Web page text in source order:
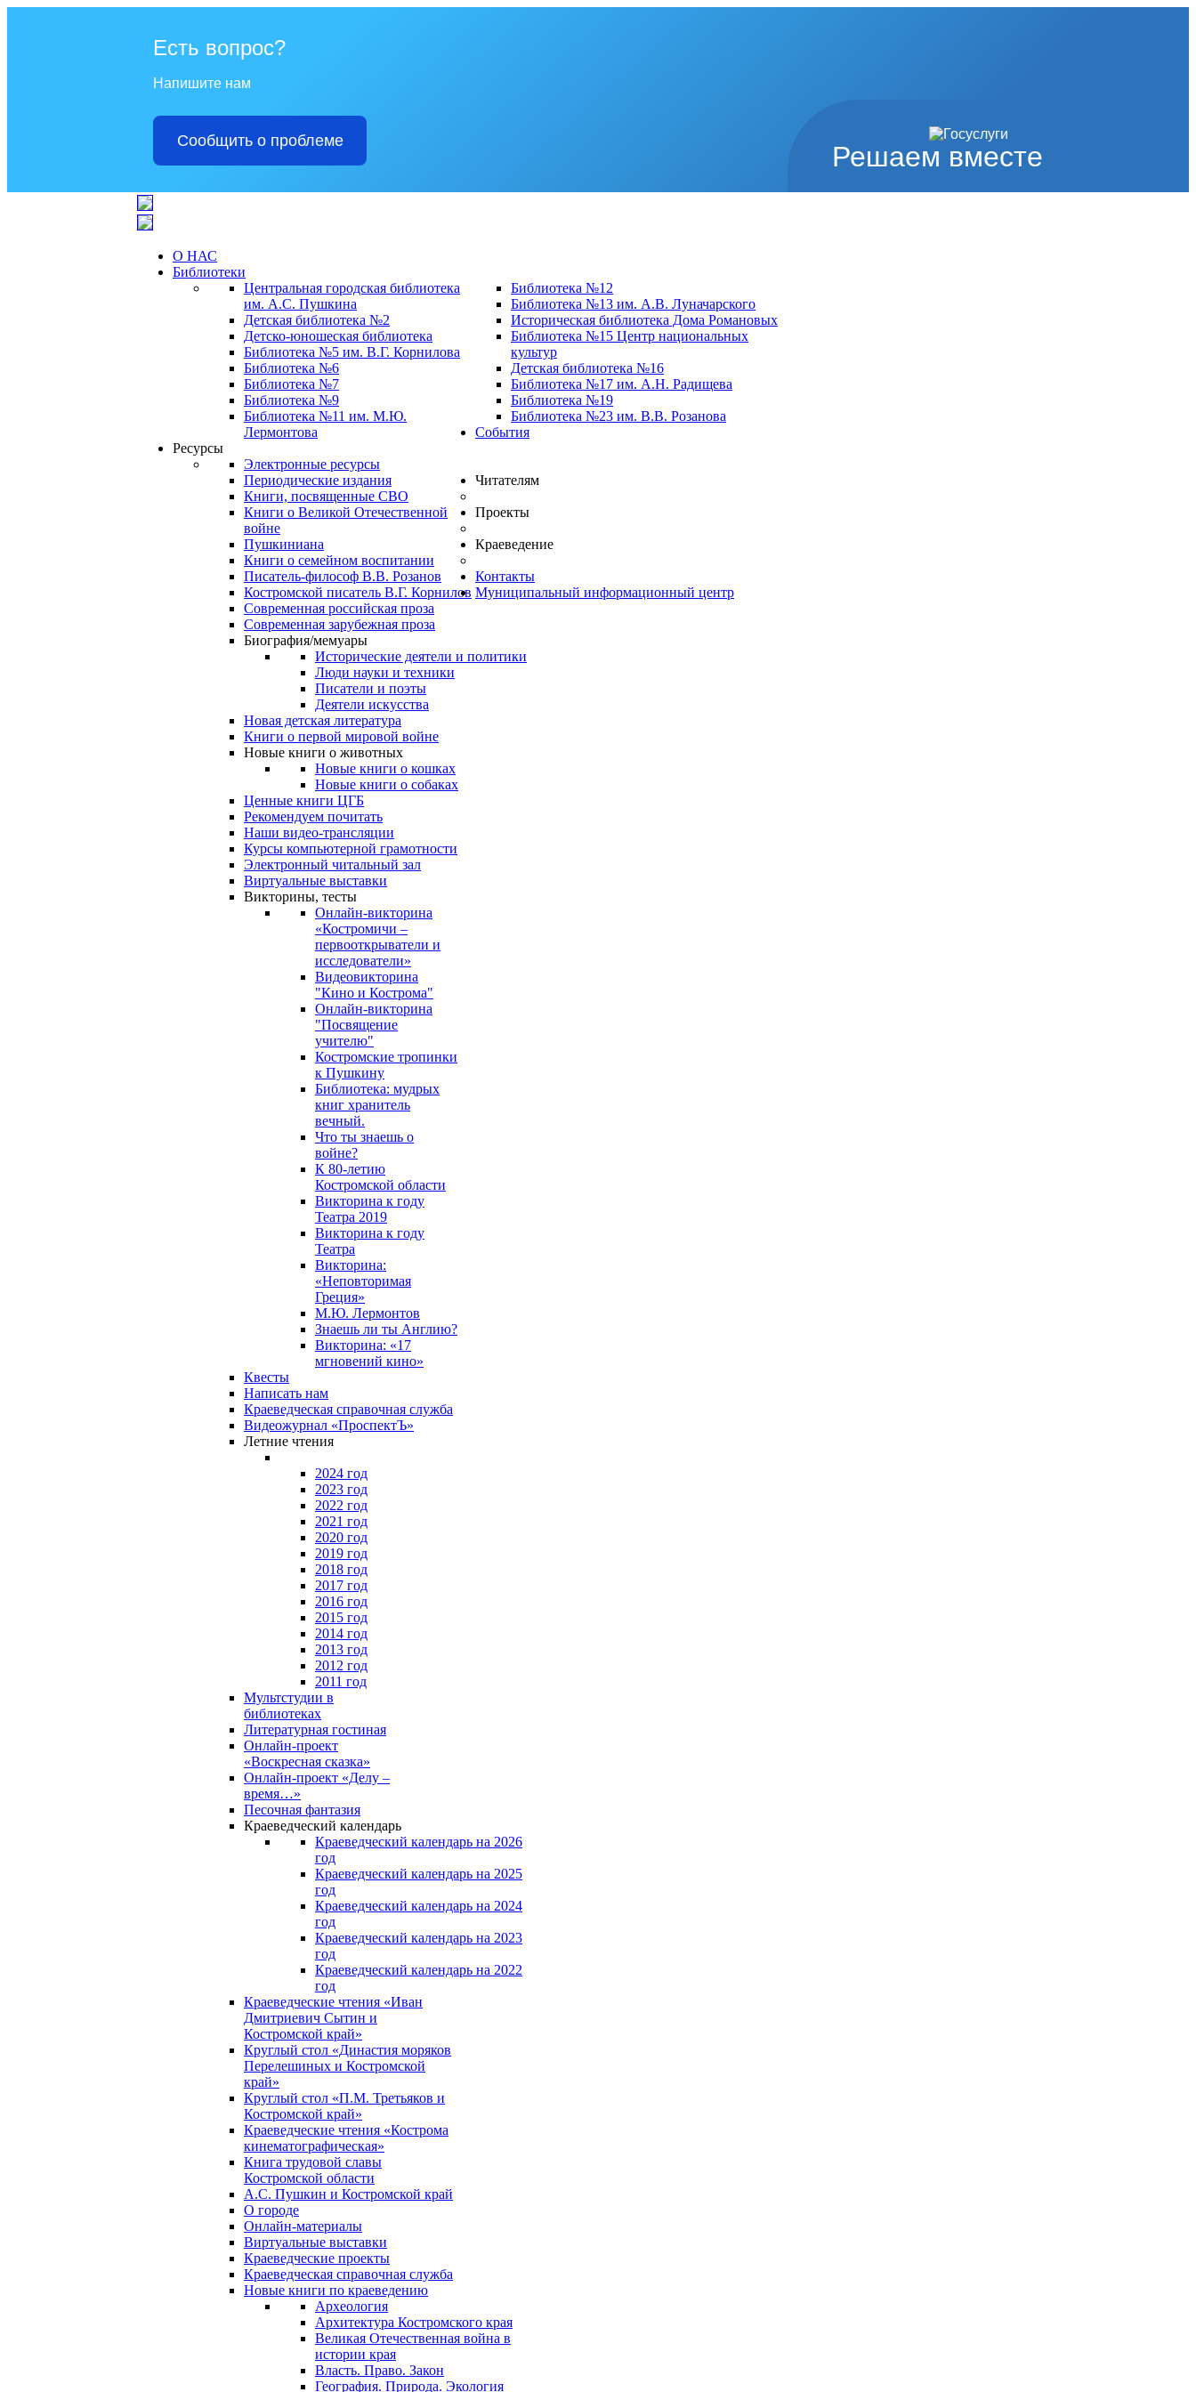
Решаем вместе
Есть вопрос?
Напишите нам
Сообщить о проблеме
О НАС
Библиотеки
Центральная городская библиотека
им. А.С. Пушкина
Детская библиотека №2
Детско-юношеская библиотека
Библиотека №5 им. В.Г. Корнилова
Библиотека №6
Библиотека №7
Библиотека №9
Библиотека №11 им. М.Ю.
Лермонтова
Библиотека №12
Библиотека №13 им. А.В. Луначарского
Историческая библиотека Дома Романовых
Библиотека №15 Центр национальных
культур
Детская библиотека №16
Библиотека №17 им. А.Н. Радищева
Библиотека №19
Библиотека №23 им. В.В. Розанова
События
Ресурсы
Электронные ресурсы
Периодические издания
Книги, посвященные СВО
Книги о Великой Отечественной
войне
Пушкиниана
Книги о семейном воспитании
Писатель-философ В.В. Розанов
Костромской писатель В.Г. Корнилов
Современная российская проза
Современная зарубежная проза
Биография/мемуары
Исторические деятели и политики
Люди науки и техники
Писатели и поэты
Деятели искусства
Новая детская литература
Книги о первой мировой войне
Новые книги о животных
Новые книги о кошках
Новые книги о собаках
Ценные книги ЦГБ
Читателям
Рекомендуем почитать
Наши видео-трансляции
Курсы компьютерной грамотности
Электронный читальный зал
Виртуальные выставки
Викторины, тесты
Онлайн-викторина
«Костромичи –
первооткрыватели и
исследователи»
Видеовикторина
"Кино и Кострома"
Онлайн-викторина
"Посвящение
учителю"
Костромские тропинки
к Пушкину
Библиотека: мудрых
книг хранитель
вечный.
Что ты знаешь о
войне?
К 80-летию
Костромской области
Викторина к году
Театра 2019
Викторина к году
Театра
Викторина:
«Неповторимая
Греция»
М.Ю. Лермонтов
Знаешь ли ты Англию?
Викторина: «17
мгновений кино»
Квесты
Написать нам
Краеведческая справочная служба
Видеожурнал «ПроспектЪ»
Проекты
Летние чтения
2024 год
2023 год
2022 год
2021 год
2020 год
2019 год
2018 год
2017 год
2016 год
2015 год
2014 год
2013 год
2012 год
2011 год
Мультстудии в
библиотеках
Литературная гостиная
Онлайн-проект
«Воскресная сказка»
Онлайн-проект «Делу –
время…»
Песочная фантазия
Краеведение
Краеведческий календарь
Краеведческий календарь на 2026
год
Краеведческий календарь на 2025
год
Краеведческий календарь на 2024
год
Краеведческий календарь на 2023
год
Краеведческий календарь на 2022
год
Краеведческие чтения «Иван
Дмитриевич Сытин и
Костромской край»
Круглый стол «Династия моряков
Перелешиных и Костромской
край»
Круглый стол «П.М. Третьяков и
Костромской край»
Краеведческие чтения «Кострома
кинематографическая»
Книга трудовой славы
Костромской области
А.С. Пушкин и Костромской край
О городе
Онлайн-материалы
Виртуальные выставки
Краеведческие проекты
Краеведческая справочная служба
Новые книги по краеведению
Археология
Архитектура Костромского края
Великая Отечественная война в
истории края
Власть. Право. Закон
География. Природа. Экология
Контакты
Муниципальный информационный центр